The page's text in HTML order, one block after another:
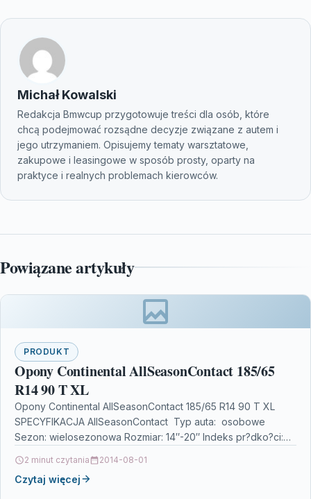
Michał Kowalski
Redakcja Bmwcup przygotowuje treści dla osób, które
chcą podejmować rozsądne decyzje związane z autem i
jego utrzymaniem. Opisujemy tematy warsztatowe,
zakupowe i leasingowe w sposób prosty, oparty na
praktyce i realnych problemach kierowców.
Powiązane artykuły
PRODUKT
Opony Continental AllSeasonContact 185/65
R14 90 T XL
Opony Continental AllSeasonContact 185/65 R14 90 T XL
SPECYFIKACJA AllSeasonContact Typ auta: osobowe
Sezon: wielosezonowa Rozmiar: 14″-20″ Indeks pr?dko?ci:
2 minut czytania 2014-08-01
Czytaj więcej